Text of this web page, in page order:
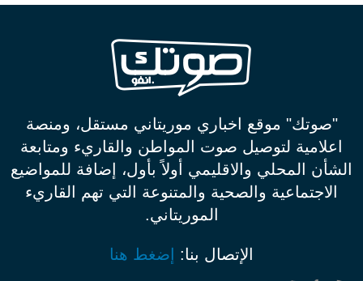
"صوتك" موقع اخباري موريتاني مستقل، ومنصة
اعلامية لتوصيل صوت المواطن والقاريء ومتابعة
الشأن المحلي والاقليمي أولاً بأول، إضافة للمواضيع
الاجتماعية والصحية والمتنوعة التي تهم القاريء
الموريتاني.
الإتصال بنا: إضغط هنا